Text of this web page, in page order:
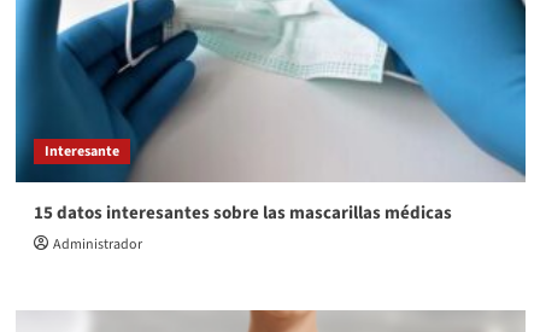
Interesante
15 datos interesantes sobre las mascarillas médicas
Administrador